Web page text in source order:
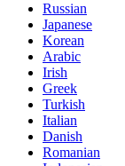
Russian
Japanese
Korean
Arabic
Irish
Greek
Turkish
Italian
Danish
Romanian